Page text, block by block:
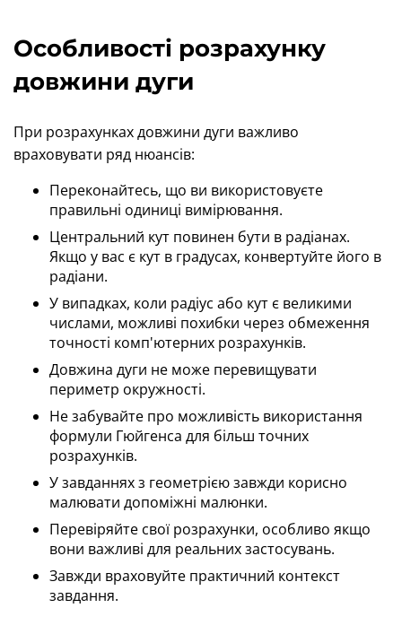
Особливості розрахунку
довжини дуги
При розрахунках довжини дуги важливо
враховувати ряд нюансів:
Переконайтесь, що ви використовуєте
правильні одиниці вимірювання.
Центральний кут повинен бути в радіанах.
Якщо у вас є кут в градусах, конвертуйте його в
радіани.
У випадках, коли радіус або кут є великими
числами, можливі похибки через обмеження
точності комп'ютерних розрахунків.
Довжина дуги не може перевищувати
периметр окружності.
Не забувайте про можливість використання
формули Гюйгенса для більш точних
розрахунків.
У завданнях з геометрією завжди корисно
малювати допоміжні малюнки.
Перевіряйте свої розрахунки, особливо якщо
вони важливі для реальних застосувань.
Завжди враховуйте практичний контекст
завдання.